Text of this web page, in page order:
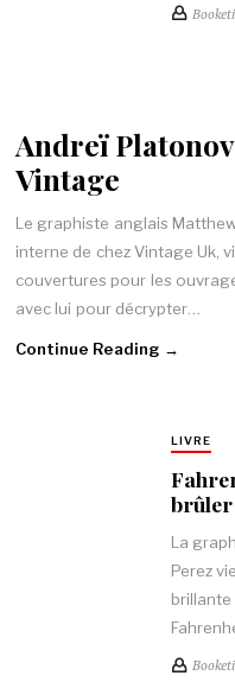
Andreï
Vintage
Le graphiste anglais
interne de chez Vintage Uk,
couvertures pour les
avec lui pour décrypter…
Continue Reading →
LIVRE
brûler
La
Perez
brillante